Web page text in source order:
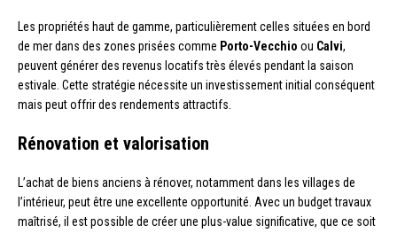
Les propriétés haut de gamme, particulièrement celles situées en bord
de mer dans des zones prisées comme Porto-Vecchio ou Calvi,
peuvent générer des revenus locatifs très élevés pendant la saison
estivale. Cette stratégie nécessite un investissement initial conséquent
mais peut offrir des rendements attractifs.
Rénovation et valorisation
L’achat de biens anciens à rénover, notamment dans les villages de
l’intérieur, peut être une excellente opportunité. Avec un budget travaux
maîtrisé, il est possible de créer une plus-value significative, que ce soit